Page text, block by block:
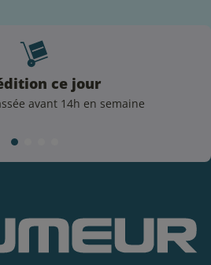
ce jour
avant 14h en semaine